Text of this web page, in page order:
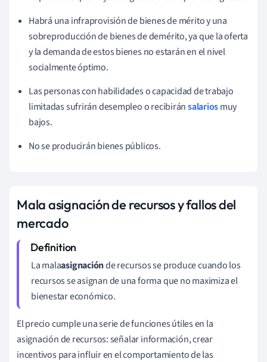
Habrá una infraprovisión de bienes de mérito y una
sobreproducción de bienes de demérito, ya que la oferta
y la demanda de estos bienes no estarán en el nivel
socialmente óptimo.
Las personas con habilidades o capacidad de trabajo
limitadas sufrirán desempleo o recibiránsalariosmuy
bajos.
No se producirán bienes públicos.
Mala asignación de recursos y fallos del
mercado
La malaasignaciónde recursos se produce cuando los
recursos se asignan de una forma que no maximiza el
bienestar económico.
El precio cumple una serie de funciones útiles en la
asignación de recursos: señalar información, crear
incentivos para influir en el comportamiento de las